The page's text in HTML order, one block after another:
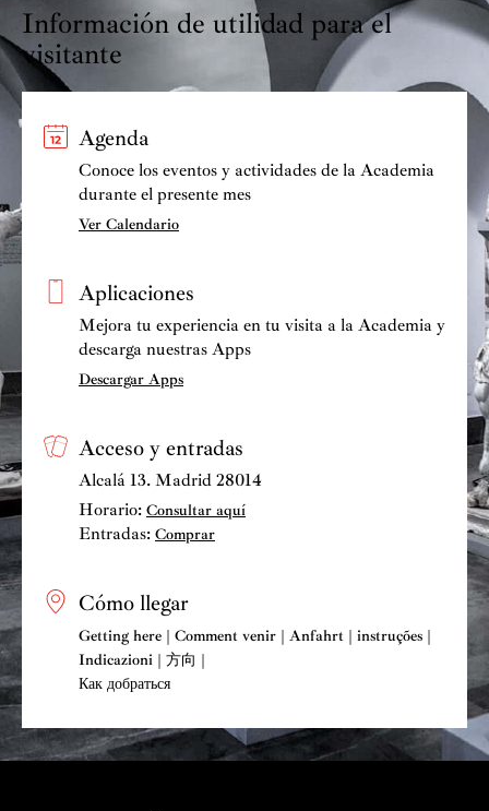
Información de utilidad para el
visitante
Agenda
Conoce los eventos y actividades de la Academia
durante el presente mes
Ver Calendario
Aplicaciones
Mejora tu experiencia en tu visita a la Academia y
descarga nuestras Apps
Descargar Apps
Acceso y entradas
Alcalá 13. Madrid 28014
Horario: Consultar aquí
Entradas: Comprar
Cómo llegar
Getting here | Comment venir | Anfahrt | instruções |
Indicazioni | 方向 |
Как добраться